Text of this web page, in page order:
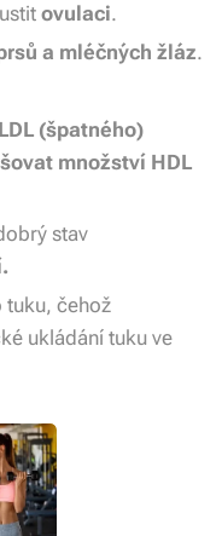
ovulaci.
a mléčných žláz.
(špatného)
množství HDL
stav
tuku, čehož
ukládání tuku ve